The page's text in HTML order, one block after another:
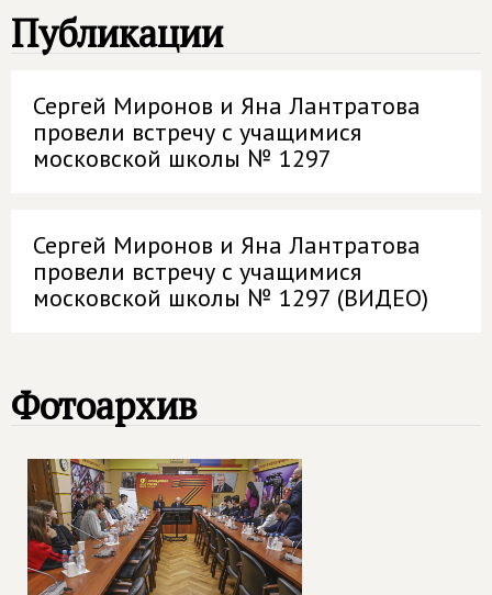
Публикации
Сергей Миронов и Яна Лантратова
провели встречу с учащимися
московской школы № 1297
Сергей Миронов и Яна Лантратова
провели встречу с учащимися
московской школы № 1297 (ВИДЕО)
Фотоархив